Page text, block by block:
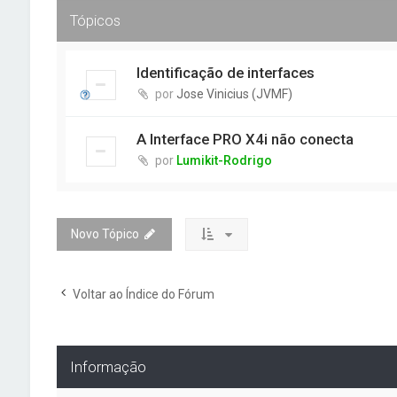
Tópicos
Identificação de interfaces
por Jose Vinicius (JVMF)
A Interface PRO X4i não conecta
por Lumikit-Rodrigo
Novo Tópico
Voltar ao Índice do Fórum
Informação